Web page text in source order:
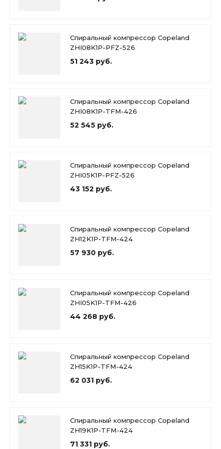
Спиральный компрессор Copeland
ZHI08K1P-PFZ-526
51 243 руб.
Спиральный компрессор Copeland
ZHI08K1P-TFM-426
52 545 руб.
Спиральный компрессор Copeland
ZHI05K1P-PFZ-526
43 152 руб.
Спиральный компрессор Copeland
ZH12K1P-TFM-424
57 930 руб.
Спиральный компрессор Copeland
ZHI05K1P-TFM-426
44 268 руб.
Спиральный компрессор Copeland
ZH15K1P-TFM-424
62 031 руб.
Спиральный компрессор Copeland
ZH19K1P-TFM-424
71 331 руб.